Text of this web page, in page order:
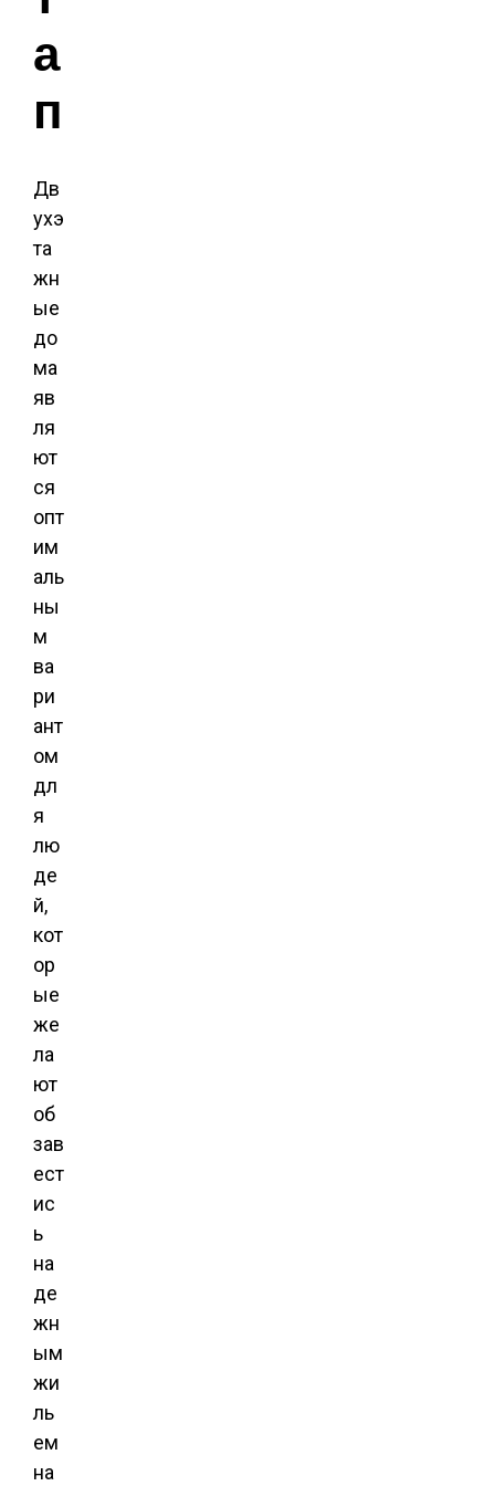
а
п
Дв
ухэ
та
жн
ые
до
ма
яв
ля
ют
ся
опт
им
аль
ны
м
ва
ри
ант
ом
дл
я
лю
де
й,
кот
ор
ые
же
ла
ют
об
зав
ест
ис
ь
на
де
жн
ым
жи
ль
ем
на